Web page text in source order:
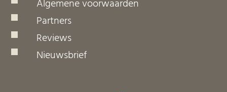
Algemene voorwaarden
Partners
Reviews
Nieuwsbrief